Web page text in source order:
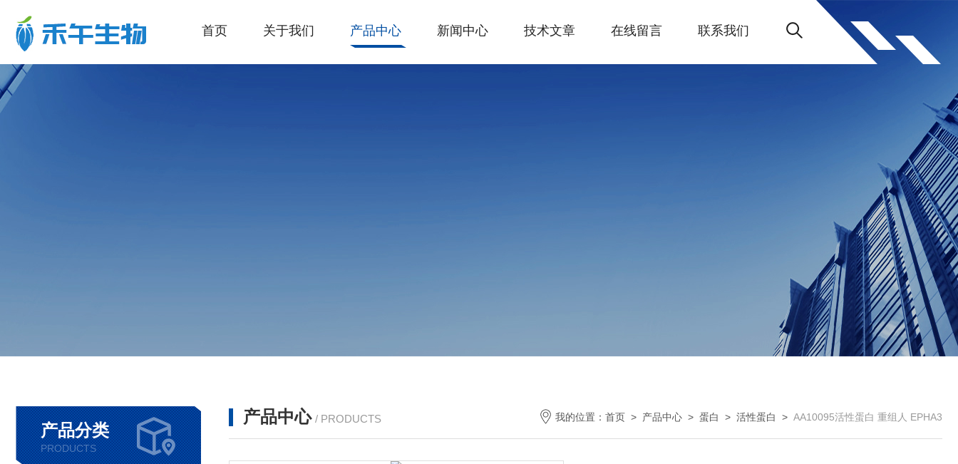
首页 关于我们 产品中心 新闻中心 技术文章 在线留言 联系我们
产品分类
PRODUCTS
产品中心 / PRODUCTS 我的位置： 首页 > 产品中心 > 蛋白 > 活性蛋白 > AA10095活性蛋白 重组人 EPHA3